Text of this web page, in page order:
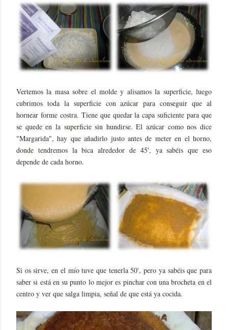
Vertemos la masa sobre el molde y alisamos la superficie, luego
cubrimos toda la superficie con azúcar para conseguir que al
hornear forme costra. Tiene que quedar la capa suficiente para que
se quede en la superficie sin hundirse. El azúcar como nos dice
"Margarida", hay que añadirlo justo antes de meter en el horno,
donde tendremos la bica alrededor de 45', ya sabéis que eso
depende de cada horno.
Si os sirve, en el mío tuve que tenerla 50', pero ya sabéis que para
saber si está en su punto lo mejor es pinchar con una brocheta en el
centro y ver que salga limpia, señal de que está ya cocida.